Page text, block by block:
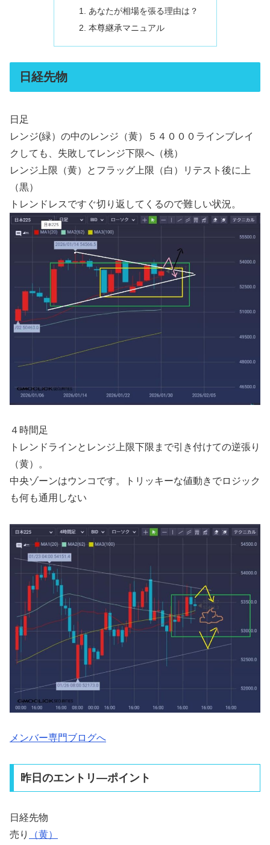
あなたが相場を張る理由は？
本尊継承マニュアル
日経先物
日足
レンジ(緑）の中のレンジ（黄）５４０００ラインブレイ
クしても、失敗してレンジ下限へ（桃）
レンジ上限（黄）とフラッグ上限（白）リテスト後に上
（黒）
トレンドレスですぐ切り返してくるので難しい状況。
４時間足
トレンドラインとレンジ上限下限まで引き付けての逆張り
（黄）。
中央ゾーンはウンコです。トリッキーな値動きでロジック
も何も通用しない
メンバー専門ブログへ
昨日のエントリ―ポイント
日経先物
売り
（黄）